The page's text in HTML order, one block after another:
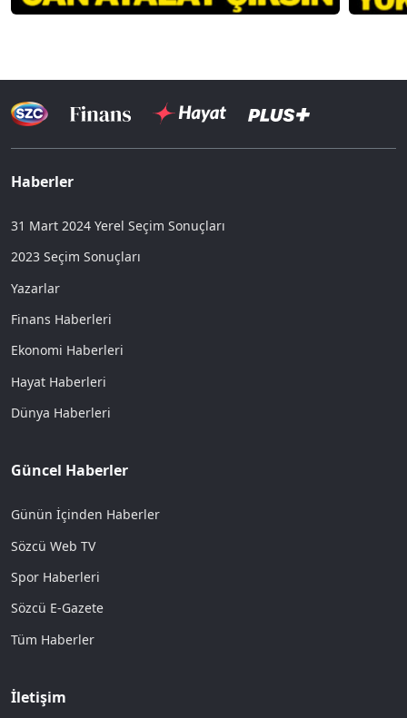
Haberler
31 Mart 2024 Yerel Seçim Sonuçları
2023 Seçim Sonuçları
Yazarlar
Finans Haberleri
Ekonomi Haberleri
Hayat Haberleri
Dünya Haberleri
Güncel Haberler
Günün İçinden Haberler
Sözcü Web TV
Spor Haberleri
Sözcü E-Gazete
Tüm Haberler
İletişim